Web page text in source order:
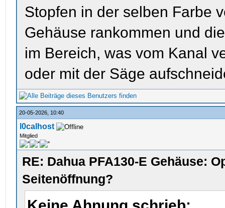
Stopfen in der selben Farbe
Gehäuse rankommen und
im Bereich, was vom Kanal
oder mit der Säge
20-05-2026, 10:40
l0calhost
Mitglied
RE: Dahua PFA130-E Gehäuse:
Seitenöffnung?